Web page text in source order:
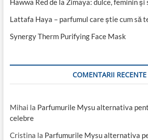
Hawwa Red de la Zimaya: dulce, feminin
Lattafa Haya – parfumul care știe cum să
Synergy Therm Purifying Face Mask
COMENTARII RECENTE
Mihai la Parfumurile Mysu alternativa
celebre
Cristina la Parfumurile Mysu alternativa